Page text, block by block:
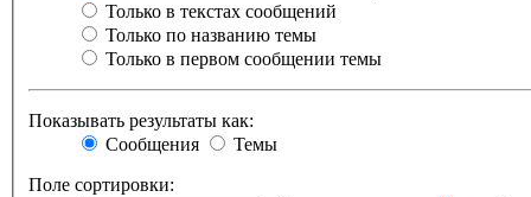
Только в текстах сообщений
Только по названию темы
Только в первом сообщении темы
Показывать результаты как:
Сообщения
Темы
Поле сортировки: